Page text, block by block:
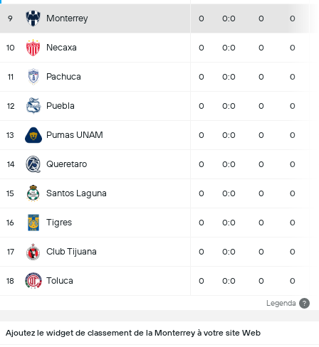
9 Monterrey 0 0:0 0 0
10 Necaxa 0 0:0 0 0
11 Pachuca 0 0:0 0 0
12 Puebla 0 0:0 0 0
13 Pumas UNAM 0 0:0 0 0
14 Queretaro 0 0:0 0 0
15 Santos Laguna 0 0:0 0 0
16 Tigres 0 0:0 0 0
17 Club Tijuana 0 0:0 0 0
18 Toluca 0 0:0 0 0
Legenda ?
Ajoutez le widget de classement de la Monterrey à votre site Web